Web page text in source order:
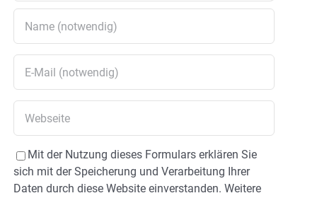
Mit der Nutzung dieses Formulars erklären Sie
sich mit der Speicherung und Verarbeitung Ihrer
Daten durch diese Website einverstanden. Weitere